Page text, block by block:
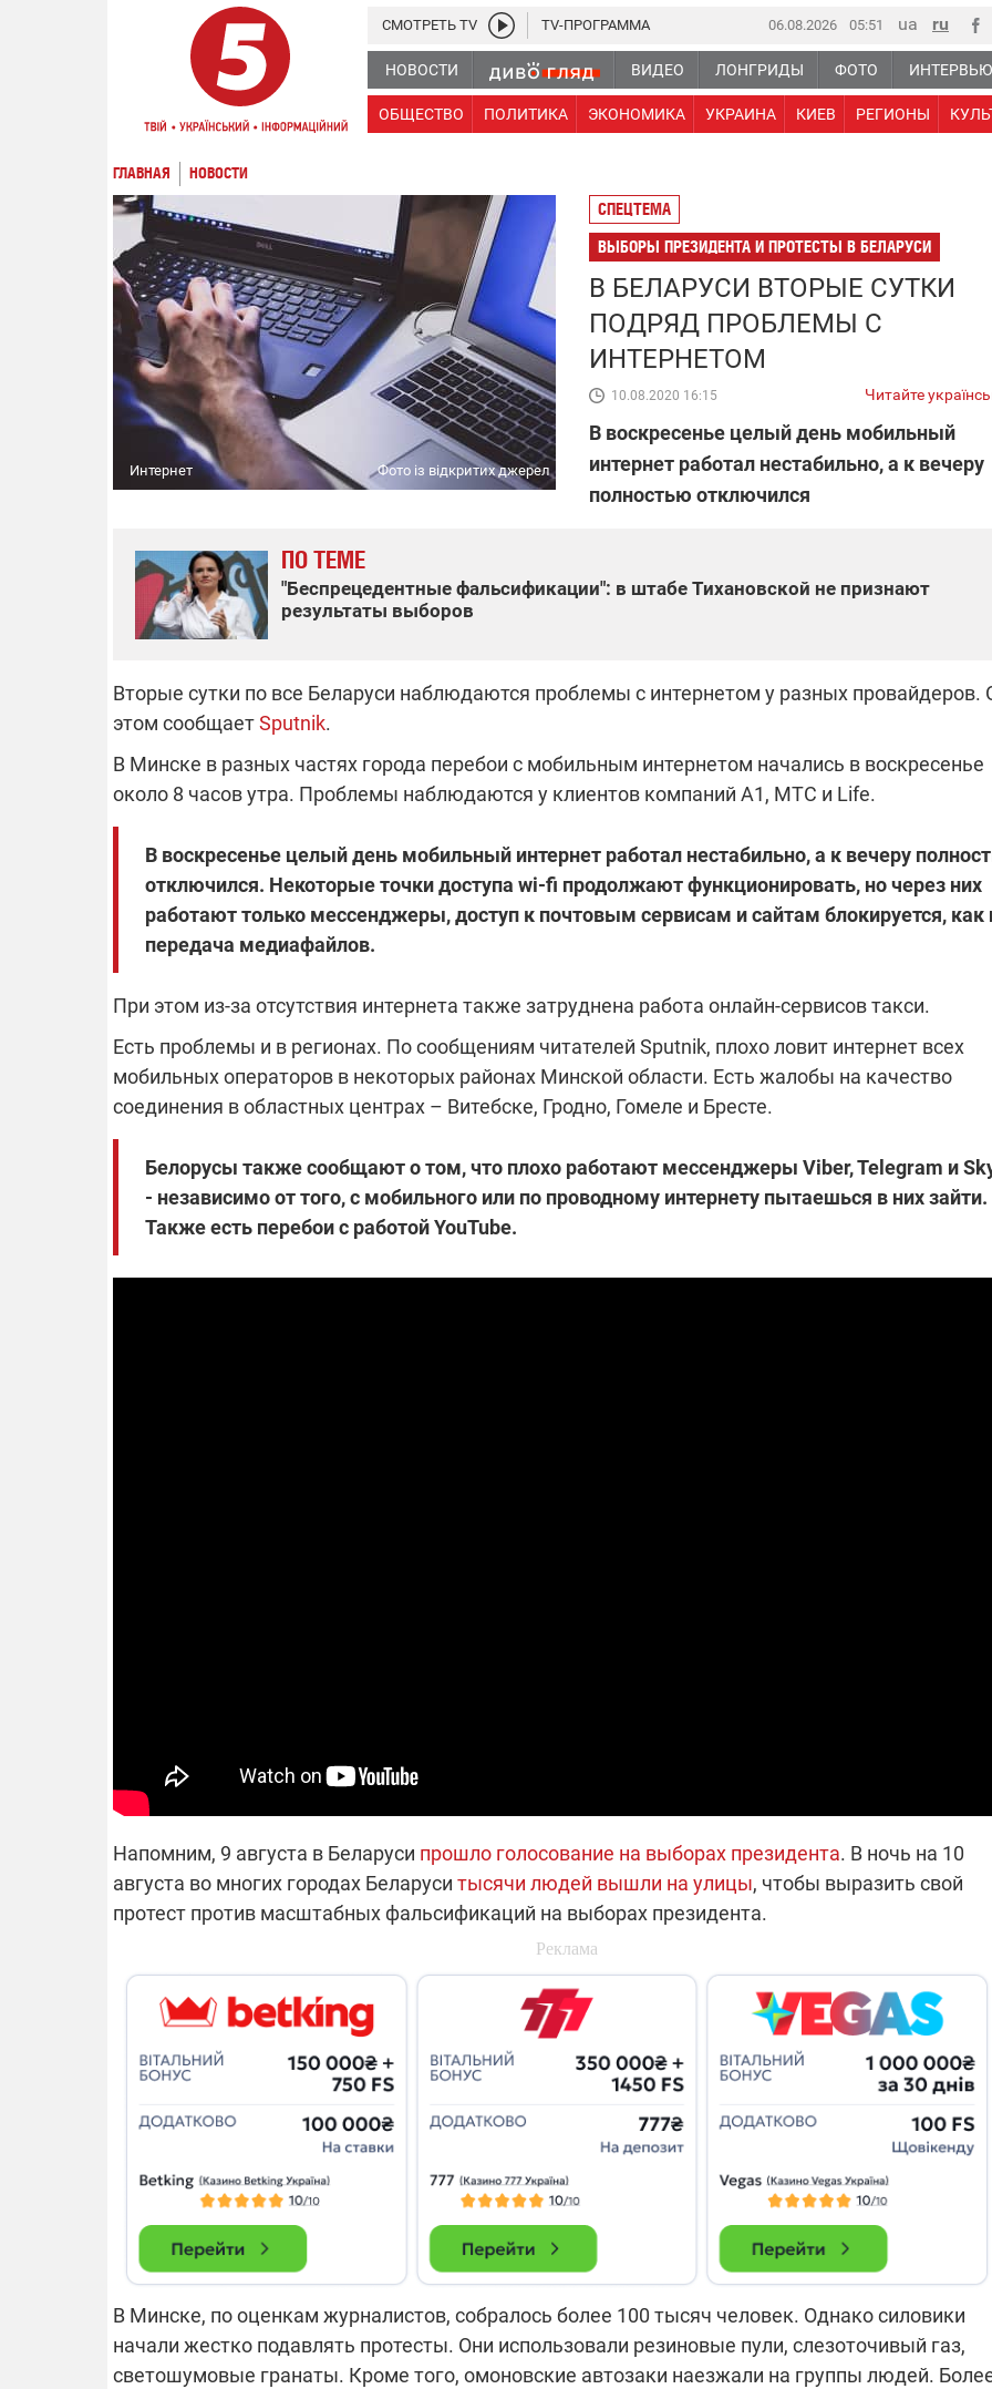
06.08.2026 05 51
НОВОСТИ ВИДЕО ЛОНГРИДЫ ФОТО ИНТЕРВЬЮ
ОБЩЕСТВО ПОЛИТИКА ЭКОНОМИКА УКРАИНА КИЕВ РЕГИОНЫ
СМОТРЕТЬ TV TV-ПРОГРАММА
ГЛАВНАЯ НОВОСТИ
Интернет Фото із відкритих джерел
СПЕЦТЕМА
ВЫБОРЫ ПРЕЗИДЕНТА И ПРОТЕСТЫ В БЕЛАРУСИ
В БЕЛАРУСИ ВТОРЫЕ СУТКИ
ПОДРЯД ПРОБЛЕМЫ С
ИНТЕРНЕТОМ
10.08.2020 16:15 Читайте
В воскресенье целый день мобильный
интернет работал нестабильно, а к вечеру
полностью отключился
ПО ТЕМЕ
"Беспрецедентные фальсификации": в штабе Тихановской не признают
результаты выборов
Вторые сутки по все Беларуси наблюдаются проблемы с интернетом у разных провайдеров.
этом сообщаетSputnik.
В Минске в разных частях города перебои с мобильным интернетом начались в воскресенье
около 8 часов утра. Проблемы наблюдаются у клиентов компаний А1, МТС и Life.
В воскресенье целый день мобильный интернет работал нестабильно, а к вечеру
отключился. Некоторые точки доступа wi-fi продолжают функционировать, но через них
работают только мессенджеры, доступ к почтовым сервисам и сайтам блокируется, как
передача медиафайлов.
При этом из-за отсутствия интернета также затруднена работа онлайн-сервисов такси.
Есть проблемы и в регионах. По сообщениям читателей Sputnik, плохо ловит интернет всех
мобильных операторов в некоторых районах Минской области. Есть жалобы на качество
соединения в областных центрах – Витебске, Гродно, Гомеле и Бресте.
Белорусы также сообщают о том, что плохо работают мессенджеры Viber, Telegram и
- независимо от того, с мобильного или по проводному интернету пытаешься в них зайти.
Также есть перебои с работой YouTube.
Напомним, 9 августа в Беларуси прошло голосование на выборах президента. В ночь на 10
августа во многих городах Беларуси тысячи людей вышли на улицы, чтобы выразить свой
протест против масштабных фальсификаций на выборах президента.
В Минске, по оценкам журналистов, собралось более 100 тысяч человек. Однако силовики
начали жестко подавлять протесты. Они использовали резиновые пули, слезоточивый газ,
светошумовые гранаты. Кроме того, омоновские автозаки наезжали на группы людей.
ОТКЛЮЧЕНИЕ СВЕТА В УКРАИНЕ
электроснабжения в результате
Подготовьте внешние аккумуляторы: в
отключений электроэнергии –
подробности
"ПЛЕНКИ МИНДИЧА": ДЕЛО О
АФЕРАХ ДРУГА ЗЕЛЕНСКОГО
отношении бывшего
С бывшего вице-премьера
Поддержи
14.11.2025 17:25
"Око и щит": дроны,
РЭБ и пикапы –
продолжается сбор
сразу четырех бригад
ВСУ
Работают на
которые снимают на
направлениях фронта
04.12.2025 13:01
"Отправьте
Вернадского на
сил ВСУ собирает на